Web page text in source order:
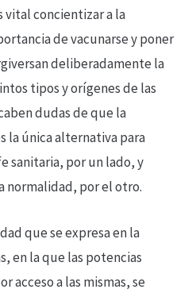
vital concientizar a la
de vacunarse y poner
deliberadamente la
tipos y orígenes de las
dudas de que la
la única alternativa para
sanitaria, por un lado, y
normalidad, por el otro.
que se expresa en la
en la que las potencias
acceso a las mismas, se